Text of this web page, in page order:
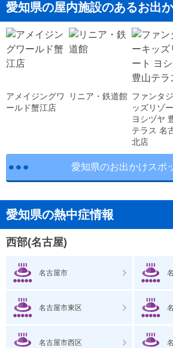
愛知県の屋内施設のあるお出
アメイジングワ
ールド蟹江店
リニア・鉄道館 ファンタ
ッズリゾ
ヨシヅヤ
テラス 名
北店
愛知県のお出かけスポ
愛知県の熱中症情報
西部(名古屋)
名古屋市
名古屋市東区
名古屋市西区